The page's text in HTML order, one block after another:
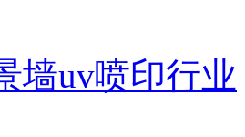
墙uv喷印行业